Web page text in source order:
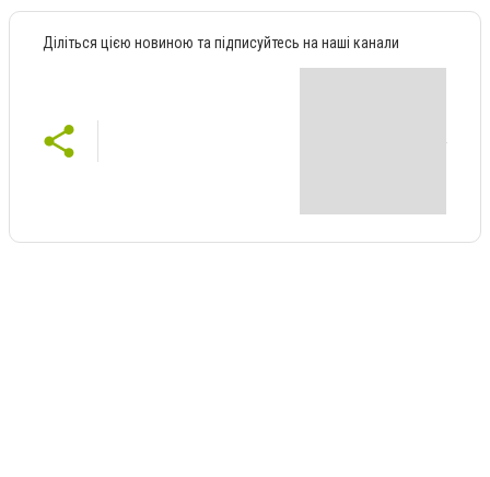
Діліться цією новиною та підписуйтесь на наші канали